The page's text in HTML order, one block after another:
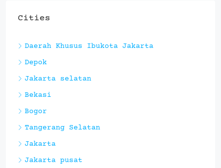
Cities
Daerah Khusus Ibukota Jakarta
Depok
Jakarta selatan
Bekasi
Bogor
Tangerang Selatan
Jakarta
Jakarta pusat